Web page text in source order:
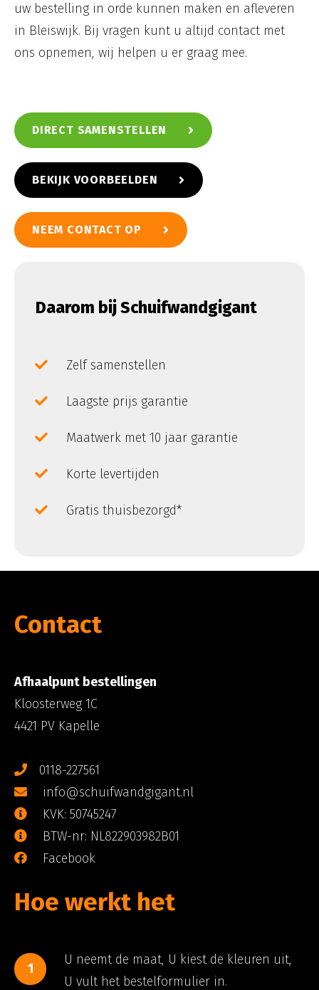
uw bestelling in orde kunnen maken en afleveren
in Bleiswijk. Bij vragen kunt u altijd contact met
ons opnemen, wij helpen u er graag mee.
DIRECT SAMENSTELLEN
BEKIJK VOORBEELDEN
NEEM CONTACT OP
Daarom bij Schuifwandgigant
Zelf samenstellen
Laagste prijs garantie
Maatwerk met 10 jaar garantie
Korte levertijden
Gratis thuisbezorgd*
Contact
Afhaalpunt bestellingen
Kloosterweg 1C
4421 PV Kapelle
0118-227561
info@schuifwandgigant.nl
KVK: 50745247
BTW-nr: NL822903982B01
Facebook
Hoe werkt het
1
U neemt de maat, U kiest de kleuren uit,
U vult het bestelformulier in.